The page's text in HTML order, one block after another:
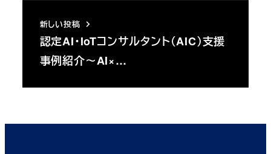
新しい投稿
認定AI・IoTコンサルタント（AIC）支援
事例紹介～AI×…